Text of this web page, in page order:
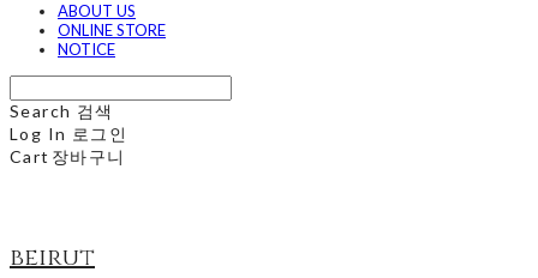
ABOUT US
ONLINE STORE
NOTICE
Search 검색
Log In 로그인
Cart 장바구니
beirut